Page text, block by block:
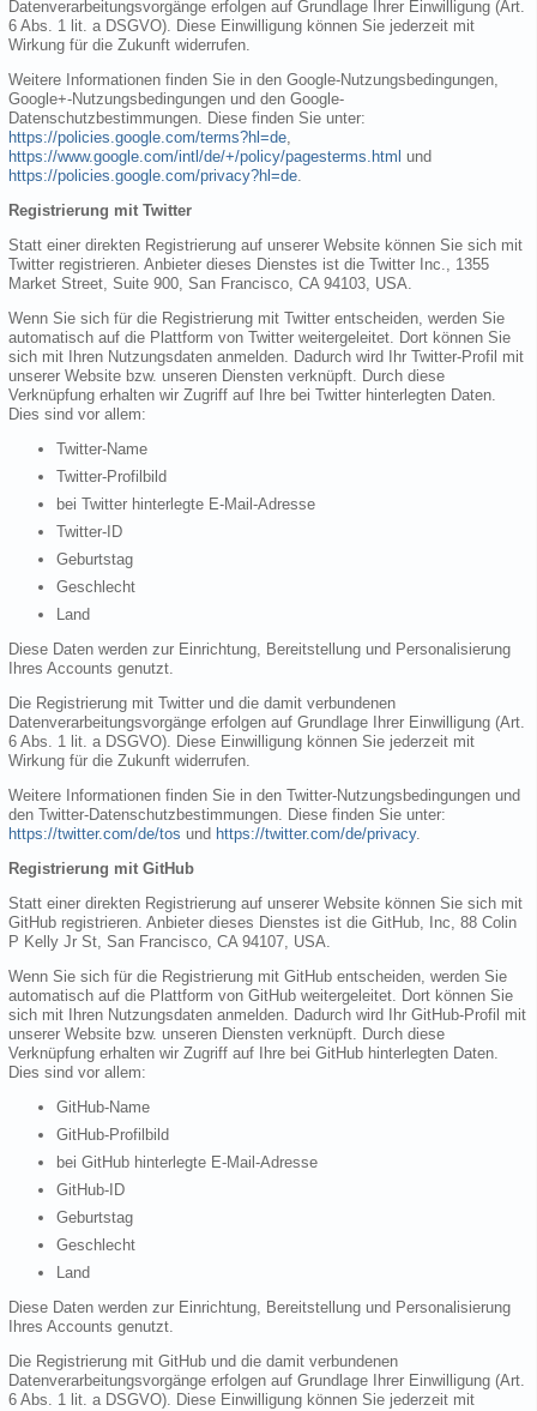
Datenverarbeitungsvorgänge erfolgen auf Grundlage Ihrer Einwilligung (Art.
6 Abs. 1 lit. a DSGVO). Diese Einwilligung können Sie jederzeit mit
Wirkung für die Zukunft widerrufen.
Weitere Informationen finden Sie in den Google-Nutzungsbedingungen,
Google+-Nutzungsbedingungen und den Google-
Datenschutzbestimmungen. Diese finden Sie unter:
https://policies.google.com/terms?hl=de,
https://www.google.com/intl/de/+/policy/pagesterms.html und
https://policies.google.com/privacy?hl=de.
Registrierung mit Twitter
Statt einer direkten Registrierung auf unserer Website können Sie sich mit
Twitter registrieren. Anbieter dieses Dienstes ist die Twitter Inc., 1355
Market Street, Suite 900, San Francisco, CA 94103, USA.
Wenn Sie sich für die Registrierung mit Twitter entscheiden, werden Sie
automatisch auf die Plattform von Twitter weitergeleitet. Dort können Sie
sich mit Ihren Nutzungsdaten anmelden. Dadurch wird Ihr Twitter-Profil mit
unserer Website bzw. unseren Diensten verknüpft. Durch diese
Verknüpfung erhalten wir Zugriff auf Ihre bei Twitter hinterlegten Daten.
Dies sind vor allem:
Twitter-Name
Twitter-Profilbild
bei Twitter hinterlegte E-Mail-Adresse
Twitter-ID
Geburtstag
Geschlecht
Land
Diese Daten werden zur Einrichtung, Bereitstellung und Personalisierung
Ihres Accounts genutzt.
Die Registrierung mit Twitter und die damit verbundenen
Datenverarbeitungsvorgänge erfolgen auf Grundlage Ihrer Einwilligung (Art.
6 Abs. 1 lit. a DSGVO). Diese Einwilligung können Sie jederzeit mit
Wirkung für die Zukunft widerrufen.
Weitere Informationen finden Sie in den Twitter-Nutzungsbedingungen und
den Twitter-Datenschutzbestimmungen. Diese finden Sie unter:
https://twitter.com/de/tos und https://twitter.com/de/privacy.
Registrierung mit GitHub
Statt einer direkten Registrierung auf unserer Website können Sie sich mit
GitHub registrieren. Anbieter dieses Dienstes ist die GitHub, Inc, 88 Colin
P Kelly Jr St, San Francisco, CA 94107, USA.
Wenn Sie sich für die Registrierung mit GitHub entscheiden, werden Sie
automatisch auf die Plattform von GitHub weitergeleitet. Dort können Sie
sich mit Ihren Nutzungsdaten anmelden. Dadurch wird Ihr GitHub-Profil mit
unserer Website bzw. unseren Diensten verknüpft. Durch diese
Verknüpfung erhalten wir Zugriff auf Ihre bei GitHub hinterlegten Daten.
Dies sind vor allem:
GitHub-Name
GitHub-Profilbild
bei GitHub hinterlegte E-Mail-Adresse
GitHub-ID
Geburtstag
Geschlecht
Land
Diese Daten werden zur Einrichtung, Bereitstellung und Personalisierung
Ihres Accounts genutzt.
Die Registrierung mit GitHub und die damit verbundenen
Datenverarbeitungsvorgänge erfolgen auf Grundlage Ihrer Einwilligung (Art.
6 Abs. 1 lit. a DSGVO). Diese Einwilligung können Sie jederzeit mit